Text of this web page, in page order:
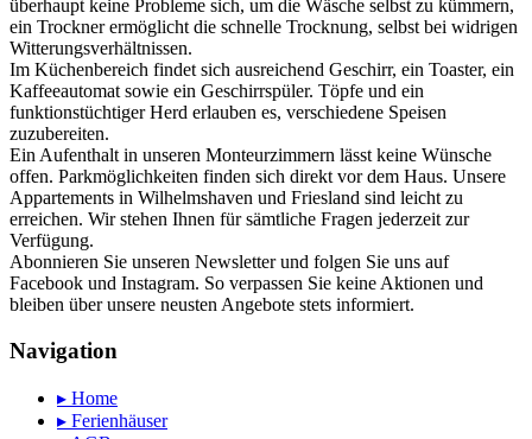
überhaupt keine Probleme sich, um die Wäsche selbst zu kümmern,
ein Trockner ermöglicht die schnelle Trocknung, selbst bei widrigen
Witterungsverhältnissen.
Im Küchenbereich findet sich ausreichend Geschirr, ein Toaster, ein
Kaffeeautomat sowie ein Geschirrspüler. Töpfe und ein
funktionstüchtiger Herd erlauben es, verschiedene Speisen
zuzubereiten.
Ein Aufenthalt in unseren Monteurzimmern lässt keine Wünsche
offen. Parkmöglichkeiten finden sich direkt vor dem Haus. Unsere
Appartements in Wilhelmshaven und Friesland sind leicht zu
erreichen. Wir stehen Ihnen für sämtliche Fragen jederzeit zur
Verfügung.
Abonnieren Sie unseren Newsletter und folgen Sie uns auf
Facebook und Instagram. So verpassen Sie keine Aktionen und
bleiben über unsere neusten Angebote stets informiert.
Navigation
▸ Home
▸ Ferienhäuser